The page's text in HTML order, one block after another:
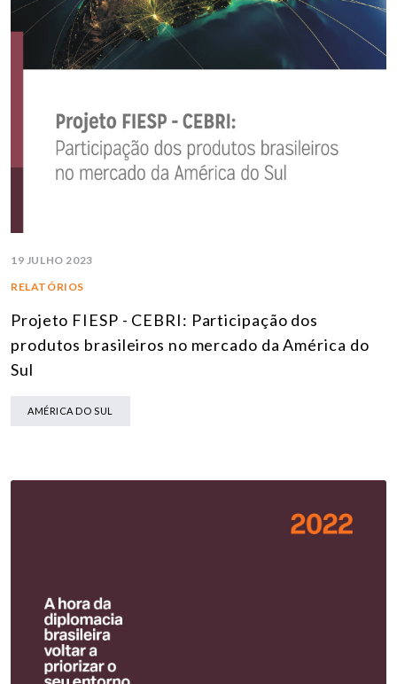
19 JULHO 2023
RELATÓRIOS
Projeto FIESP - CEBRI: Participação dos
produtos brasileiros no mercado da América do
Sul
AMÉRICA DO SUL